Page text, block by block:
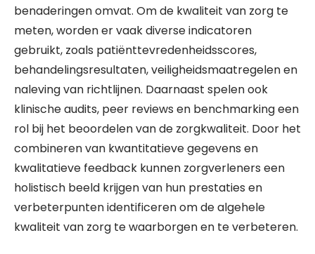
benaderingen omvat. Om de kwaliteit van zorg te
meten, worden er vaak diverse indicatoren
gebruikt, zoals patiënttevredenheidsscores,
behandelingsresultaten, veiligheidsmaatregelen en
naleving van richtlijnen. Daarnaast spelen ook
klinische audits, peer reviews en benchmarking een
rol bij het beoordelen van de zorgkwaliteit. Door het
combineren van kwantitatieve gegevens en
kwalitatieve feedback kunnen zorgverleners een
holistisch beeld krijgen van hun prestaties en
verbeterpunten identificeren om de algehele
kwaliteit van zorg te waarborgen en te verbeteren.